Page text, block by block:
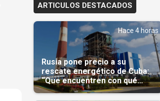
ARTICULOS DESTACADOS
Hace 4 horas
Rusia pone precio a su
rescate energético de Cuba:
“Que encuentren con qué
pagarnos”